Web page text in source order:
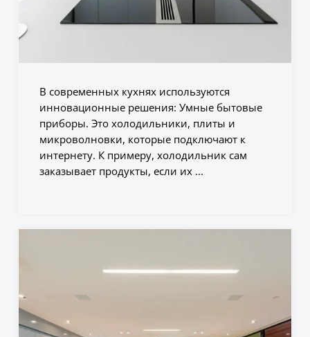
В современных кухнях используются
инновационные решения: Умные бытовые
приборы. Это холодильники, плиты и
микроволновки, которые подключают к
интернету. К примеру, холодильник сам
заказывает продукты, если их ...